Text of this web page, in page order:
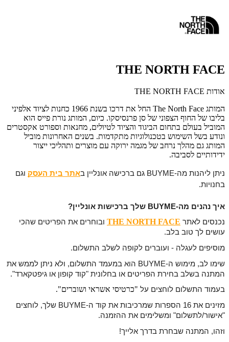
THE NORTH FACE
אודות THE NORTH FACE
המותג The North Face החל את דרכו בשנת 1966 כחנות לציוד אלפיני
בליבו של החוף הצפוני של סן פרנסיסקו. כיום, המותג נורת פייס הוא
המוביל בעולם בתחום הביגוד והציוד לטיולים, מחנאות וספורט אקסטרים
ונודע בשל השימוש בטכנולוגיות מתקדמות. בשנים האחרונות מוביל
המותג גם מהלך נרחב של מגמה ירוקה עם מוצרים ותהליכי ייצור
ידידותיים לסביבה.
ניתן ליהנות מה-BUYME גם ברכישה אונליין ב אתר בית העסק וגם
בחנויות.
איך נהנים מה-BUYME שלך ברכישות אונליין?
נכנסים לאתר THE NORTH FACE ובוחרים את הפריטים שהכי
עושים לך טוב בלב.
מוסיפים לעגלה - ועוברים לקופה לשלב התשלום.
שימו לב, מימוש ה-BUYME הוא במעמד התשלום, ולא ניתן לממש את
המתנה בשלב בחירת הפריטים או בחלונית "קוד קופון או גיפטקארד".
בעמוד התשלום לוחצים על "כרטיסי אשראי ושוברים".
מזינים את 16 הספרות שמרכיבות את קוד ה-BUYME שלך, לוחצים
"אישור/לתשלום" ומשלימים את ההזמנה.
וזהו, המתנה שבחרת בדרך אלייך!